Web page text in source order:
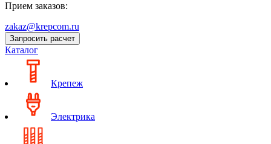
Прием заказов:
zakaz@krepcom.ru
Запросить расчет
Каталог
Крепеж
Электрика